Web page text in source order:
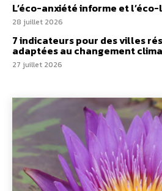
L’éco-anxiété informe et
28 juillet 2026
7 indicateurs pour des villes
adaptées au changement
27 juillet 2026